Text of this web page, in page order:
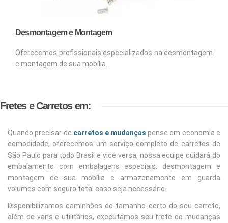
Desmontagem e Montagem
Oferecemos profissionais especializados na desmontagem
e montagem de sua mobília.
Fretes e Carretos em:
Quando precisar de carretos e mudanças pense em economia e
comodidade, oferecemos um serviço completo de carretos de
São Paulo para todo Brasil e vice versa, nossa equipe cuidará do
embalamento com embalagens especiais, desmontagem e
montagem de sua mobília e armazenamento em guarda
volumes com seguro total caso seja necessário.
Disponibilizamos caminhões do tamanho certo do seu carreto,
além de vans e utilitários, executamos seu frete de mudanças